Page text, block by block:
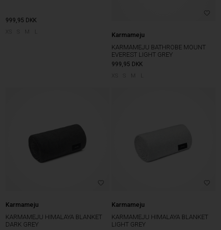
999,95 DKK
M L
Karmameju
KARMAMEJU BATHROBE MOUNT
EVEREST LIGHT GREY
999,95 DKK
M
Karmameju
KARMAMEJU HIMALAYA BLANKET
DARK GREY
Karmameju
KARMAMEJU HIMALAYA BLANKET
LIGHT GREY